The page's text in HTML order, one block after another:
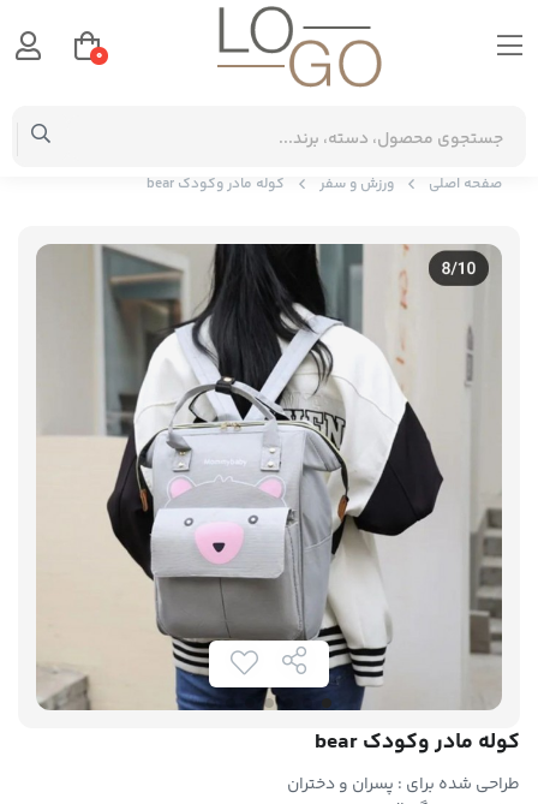
صفحه اصلی ورزش و سفر کوله مادر وکودک bear
کوله مادر وکودک bear
طراحی شده برای : پسران و دختران
0